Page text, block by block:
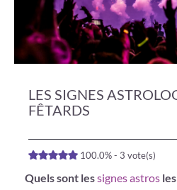
LES SIGNES
FÊTARDS
100.0% - 3 vote(s)
Quels sont lessignes astros